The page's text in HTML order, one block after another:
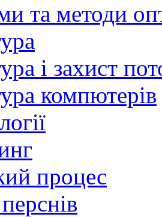
та методи
і захист
компютерів
процес